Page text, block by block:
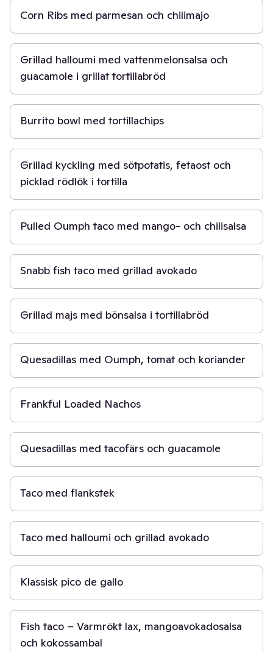
Corn Ribs med parmesan och chilimajo
45 min
Grillad halloumi med vattenmelonsalsa och
guacamole i grillat tortillabröd
30 min
Burrito bowl med tortillachips
40 min
Grillad kyckling med sötpotatis, fetaost och
picklad rödlök i tortilla
30 min
Pulled Oumph taco med mango- och chilisalsa
30 min
Snabb fish taco med grillad avokado
30 min
Grillad majs med bönsalsa i tortillabröd
30 min
Quesadillas med Oumph, tomat och koriander
30 min
Frankful Loaded Nachos
30 min
Quesadillas med tacofärs och guacamole
20 min
Taco med flankstek
20 min
Taco med halloumi och grillad avokado
15 min
Klassisk pico de gallo
30 min
Fish taco – Varmrökt lax, mangoavokadosalsa
och kokossambal